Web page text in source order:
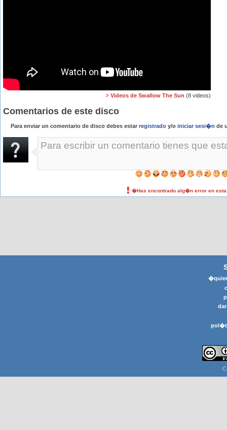
Videos de Swallow The Sun (8 videos)
Comentarios de este disco
Para enviar un comentario de disco debes estar registrado y/o iniciar sesi�n de
�Has encontrado alg�n error en